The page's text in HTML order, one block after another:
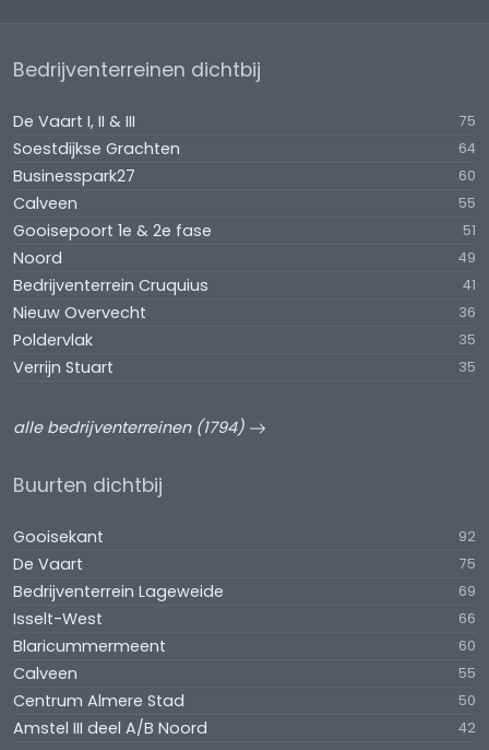
Bedrijventerreinen dichtbij
De Vaart I, II & III 75
Soestdijkse Grachten 64
Businesspark27 60
Calveen 55
Gooisepoort 1e & 2e fase 51
Noord 49
Bedrijventerrein Cruquius 41
Nieuw Overvecht 36
Poldervlak 35
Verrijn Stuart 35
alle bedrijventerreinen (1794)
Buurten dichtbij
Gooisekant 92
De Vaart 75
Bedrijventerrein Lageweide 69
Isselt-West 66
Blaricummermeent 60
Calveen 55
Centrum Almere Stad 50
Amstel III deel A/B Noord 42